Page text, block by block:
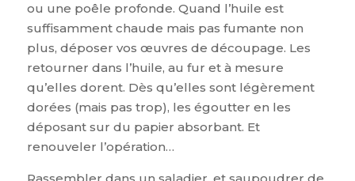
ou une poêle profonde. Quand l’huile est
suffisamment chaude mais pas fumante non
plus, déposer vos œuvres de découpage. Les
retourner dans l’huile, au fur et à mesure
qu’elles dorent. Dès qu’elles sont légèrement
dorées (mais pas trop), les égoutter en les
déposant sur du papier absorbant. Et
renouveler l’opération…